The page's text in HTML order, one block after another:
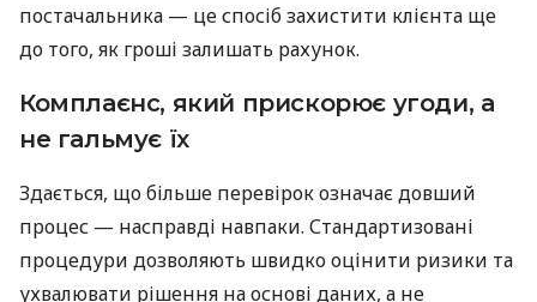
постачальника — це спосіб захистити клієнта ще
до того, як гроші залишать рахунок.
Комплаєнс, який прискорює угоди, а
не гальмує їх
Здається, що більше перевірок означає довший
процес — насправді навпаки. Стандартизовані
процедури дозволяють швидко оцінити ризики та
ухвалювати рішення на основі даних, а не